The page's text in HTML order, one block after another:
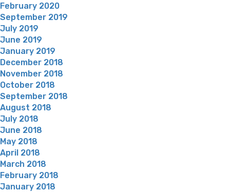
February 2020
September 2019
July 2019
June 2019
January 2019
December 2018
November 2018
October 2018
September 2018
August 2018
July 2018
June 2018
May 2018
April 2018
March 2018
February 2018
January 2018